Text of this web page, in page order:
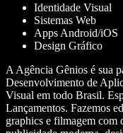
Identidade Visual
Sistemas Web
Apps Android/iOS
Design Gráfico
A Agência Gênios é sua
Desenvolvimento de
Visual em todo Brasil.
Lançamentos. Fazemos
graphics e filmagem com